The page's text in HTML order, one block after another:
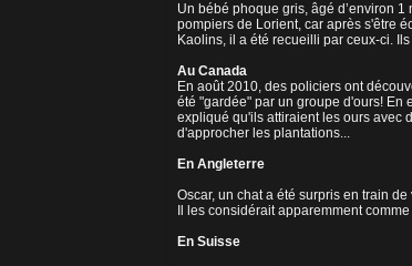
Un bébé phoque gris, âgé d’environ
pompiers de Lorient, car après s'être
Kaolins, il a été recueilli par ceux-ci.
Au Canada
En août 2010, des policiers ont
été "gardée" par un groupe d'ours! En
expliqué qu'ils attiraient les ours avec
d'approcher les plantations...
En Angleterre
Oscar, un chat a été surpris en train
Il les considérait apparemment
En Suisse